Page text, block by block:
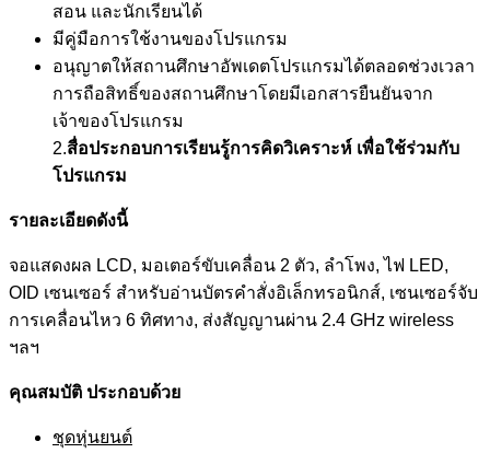
สอน และนักเรียนได้
มีคู่มือการใช้งานของโปรแกรม
อนุญาตให้สถานศึกษาอัพเดตโปรแกรมได้ตลอดช่วงเวลา
การถือสิทธิ์ของสถานศึกษาโดยมีเอกสารยืนยันจาก
เจ้าของโปรแกรม
2.สื่อประกอบการเรียนรู้การคิดวิเคราะห์ เพื่อใช้ร่วมกับ
โปรแกรม
รายละเอียดดังนี้
จอแสดงผล LCD, มอเตอร์ขับเคลื่อน 2 ตัว, ลำโพง, ไฟ LED,
OID เซนเซอร์ สำหรับอ่านบัตรคำสั่งอิเล็กทรอนิกส์, เซนเซอร์จับ
การเคลื่อนไหว 6 ทิศทาง, ส่งสัญญานผ่าน 2.4 GHz wireless
ฯลฯ
คุณสมบัติ ประกอบด้วย
ชุดหุ่นยนต์